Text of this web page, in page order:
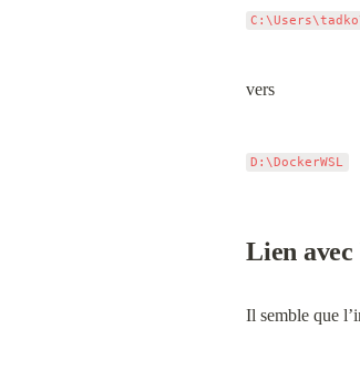
vers
D:\DockerWSL
Lien
Il semble que